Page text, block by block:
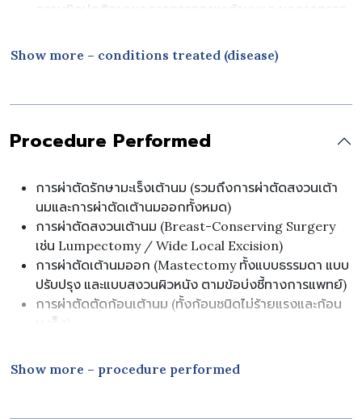
ความผิดปกติจากผลการตรวจภาพเต้านมและผลการตรวจ
ภาวะเต้านมที่มีความเสี่ยงสูง (รวมถึงผู้ที่มีประวัติครอบครัว
เจริญพัฒนา
Show more – conditions treated (disease)
Procedure Performed
การผ่าตัดรักษามะเร็งเต้านม (รวมถึงการผ่าตัดสงวนเต้า
นมและการผ่าตัดเต้านมออกทั้งหมด)
การผ่าตัดสงวนเต้านม (Breast-Conserving Surgery
เช่น Lumpectomy / Wide Local Excision)
การผ่าตัดเต้านมออก (Mastectomy ทั้งแบบธรรมดา แบบ
ปรับปรุง และแบบสงวนผิวหนัง ตามข้อบ่งชี้ทางการแพทย์)
การผ่าตัดตัดก้อนเต้านม (ทั้งก้อนชนิดไม่ร้ายแรงและก้อน
มะเร็ง)
เนื้องอกไฟโบรอะดีโนมา และการรักษาถุงน้ำในเต้านม)
การรักษาทางศัลยกรรมของความผิดปกติบริเวณหัวนม
Show more – procedure performed